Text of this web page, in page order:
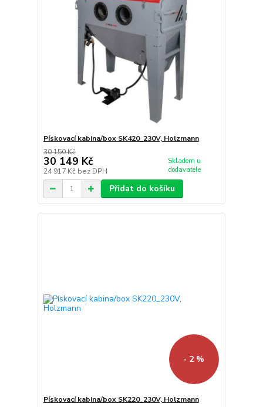
Pískovací kabina/box SK420_230V, Holzmann
30 150 Kč
30 149 Kč
24 917 Kč bez DPH
Skladem u
dodavatele
Přidat do košíku
- 2 %
Pískovací kabina/box SK220_230V, Holzmann